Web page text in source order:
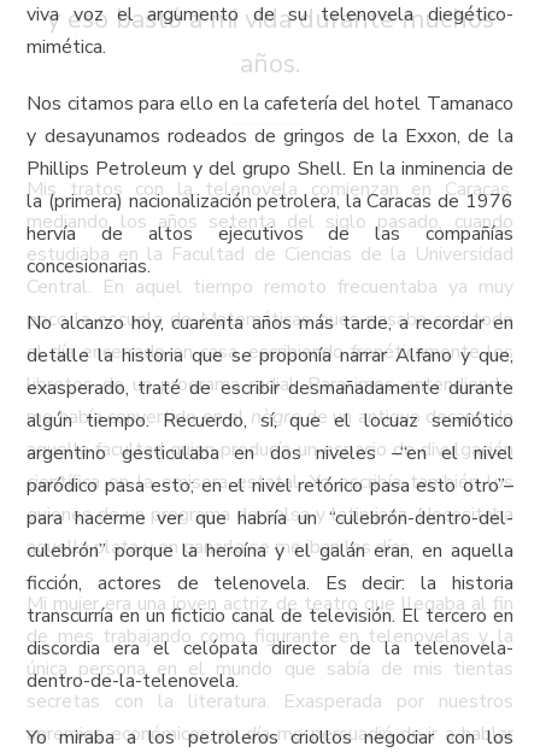
y eso bastó a mi vida durante muchos
años.
Mis tratos con la telenovela comienzan en Caracas,
mediando los años setenta del siglo pasado, cuando
estudiaba en la Facultad de Ciencias de la Universidad
Central. En aquel tiempo remoto frecuentaba ya muy
poco la escuela de Matemáticas pues pasaba casi todo
el día encerrado en casa, escribiendo frenéticamente los
libretos de un programa radial. Para irnos entendiendo:
me había convertido en el nègrede un antiguo decano de
aquella facultad quien producía un espacio de divulgación
científica en la emisora estatal. Yo escribía también los
guiones de un programa de salsa y latin jazz. Necesitaba
aquella plata y en ganarla se me iban los días.
Mi mujer era una joven actriz de teatro que llegaba al fin
de mes trabajando como figurante en telenovelas y la
única persona en el mundo que sabía de mis tientas
secretas con la literatura. Exasperada por nuestros
apremios económicos, un día me persuadió de ir a hablar
viva voz el argumento de su telenovela diegético-
mimética.
Nos citamos para ello en la cafetería del hotel Tamanaco
y desayunamos rodeados de gringos de la Exxon, de la
Phillips Petroleum y del grupo Shell. En la inminencia de
la (primera) nacionalización petrolera, la Caracas de 1976
hervía de altos ejecutivos de las compañías
concesionarias.
No alcanzo hoy, cuarenta años más tarde, a recordar en
detalle la historia que se proponía narrar Alfano y que,
exasperado, traté de escribir desmañadamente durante
algún tiempo. Recuerdo, sí, que el locuaz semiótico
argentino gesticulaba en dos niveles –“en el nivel
paródico pasa esto; en el nivel retórico pasa esto otro”–
para hacerme ver que habría un “culebrón-dentro-del-
culebrón” porque la heroína y el galán eran, en aquella
ficción, actores de telenovela. Es decir: la historia
transcurría en un ficticio canal de televisión. El tercero en
discordia era el celópata director de la telenovela-
dentro-de-la-telenovela.
Yo miraba a los petroleros criollos negociar con los